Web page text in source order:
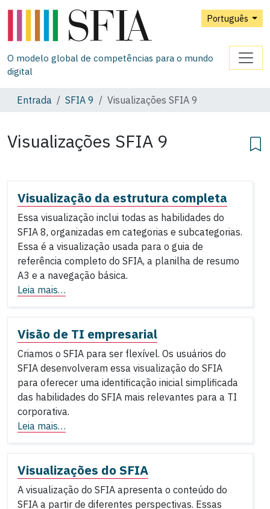
Português
O modelo global de competências para o mundo
digital
Entrada SFIA 9 Visualizações SFIA 9
Visualizações SFIA 9
Visualização da estrutura completa
Essa visualização inclui todas as habilidades do
SFIA 8, organizadas em categorias e subcategorias.
Essa é a visualização usada para o guia de
referência completo do SFIA, a planilha de resumo
A3 e a navegação básica.
Leia mais…
Visão de TI empresarial
Criamos o SFIA para ser flexível. Os usuários do
SFIA desenvolveram essa visualização do SFIA
para oferecer uma identificação inicial simplificada
das habilidades do SFIA mais relevantes para a TI
corporativa.
Leia mais…
Visualizações do SFIA
A visualização do SFIA apresenta o conteúdo do
SFIA a partir de diferentes perspectivas. Essas